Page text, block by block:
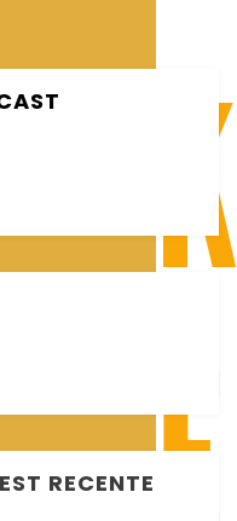
RECENTE